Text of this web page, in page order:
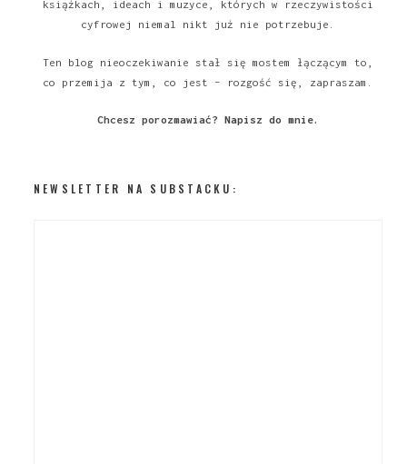
książkach, ideach i muzyce, których w rzeczywistości
cyfrowej niemal nikt już nie potrzebuje.
Ten blog nieoczekiwanie stał się mostem łączącym to,
co przemija z tym, co jest – rozgość się, zapraszam.
Chcesz porozmawiać? Napisz do mnie.
NEWSLETTER NA SUBSTACKU: